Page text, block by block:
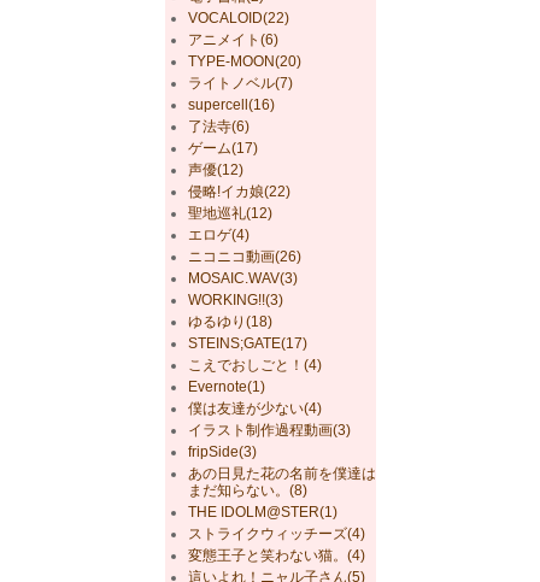
VOCALOID(22)
アニメイト(6)
TYPE-MOON(20)
ライトノベル(7)
supercell(16)
了法寺(6)
ゲーム(17)
声優(12)
侵略!イカ娘(22)
聖地巡礼(12)
エロゲ(4)
ニコニコ動画(26)
MOSAIC.WAV(3)
WORKING!!(3)
ゆるゆり(18)
STEINS;GATE(17)
こえでおしごと！(4)
Evernote(1)
僕は友達が少ない(4)
イラスト制作過程動画(3)
fripSide(3)
あの日見た花の名前を僕達は
まだ知らない。(8)
THE IDOLM@STER(1)
ストライクウィッチーズ(4)
変態王子と笑わない猫。(4)
這いよれ！ニャル子さん(5)